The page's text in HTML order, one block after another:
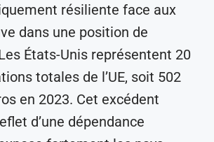
résiliente face aux
dans une position de
États-Unis représentent 20
totales de l’UE, soit 502
en 2023. Cet excédent
d’une dépendance